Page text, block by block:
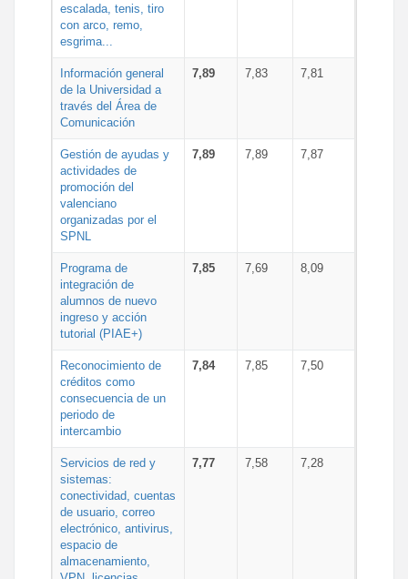
escalada, tenis, tiro
con arco, remo,
esgrima...
Información general
de la Universidad a
través del Área de
Comunicación
7,89 7,83 7,81
Gestión de ayudas y
actividades de
promoción del
valenciano
organizadas por el
SPNL
7,89 7,89 7,87
Programa de
integración de
alumnos de nuevo
ingreso y acción
tutorial (PIAE+)
7,85 7,69 8,09
Reconocimiento de
créditos como
consecuencia de un
periodo de
intercambio
7,84 7,85 7,50
Servicios de red y
sistemas:
conectividad, cuentas
de usuario, correo
electrónico, antivirus,
espacio de
almacenamiento,
7,77 7,58 7,28